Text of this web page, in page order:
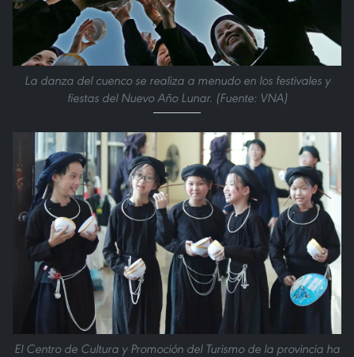
La danza del cuenco se realiza a menudo en los festivales y
fiestas del Nuevo Año Lunar. (Fuente: VNA)
El Centro de Cultura y Promoción del Turismo de la provincia ha